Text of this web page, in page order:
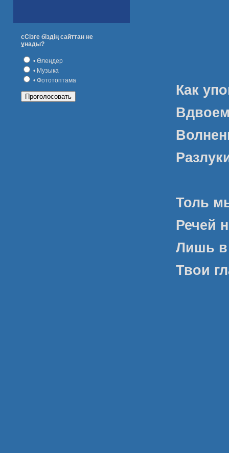
сСізге біздің сайттан не
ұнады?
• Өлеңдер
• Музыка
• Фототоптама
Как
Толь
Речей
Лишь в
Твои